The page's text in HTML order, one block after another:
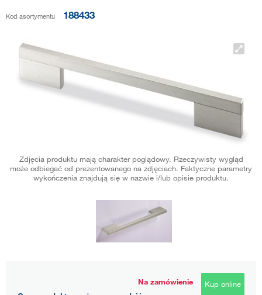
Kod asortymentu 188433
Zdjęcia produktu mają charakter poglądowy. Rzeczywisty wygląd
może odbiegać od prezentowanego na zdjęciach. Faktyczne parametry
wykończenia znajdują się w nazwie i/lub opisie produktu.
Na zamówienie
Kup online